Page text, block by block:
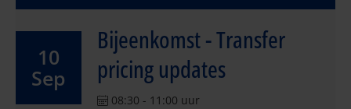
10
Sep
Bijeenkomst - Transfer
pricing updates
08:30 - 11:00 uur